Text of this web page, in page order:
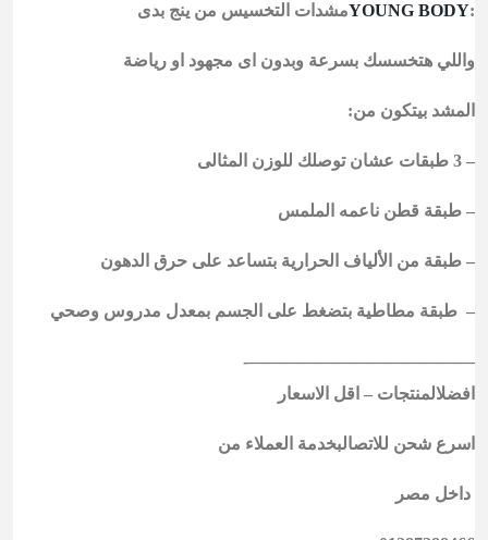
مشدات التخسيس من ينج بدىYOUNG BODY:
واللي هتخسسك بسرعة وبدون اى مجهود او رياضة
المشد بيتكون من:
– 3 طبقات عشان توصلك للوزن المثالى
– طبقة قطن ناعمه الملمس
– طبقة من الألياف الحرارية بتساعد على حرق الدهون
– طبقة مطاطية بتضغط على الجسم بمعدل مدروس وصحي
—————————————-
افضلالمنتجات – اقل الاسعار
اسرع شحن للاتصالبخدمة العملاء من
داخل مصر